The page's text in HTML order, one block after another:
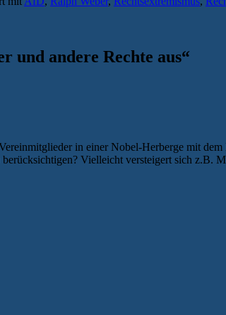
und andere Rechte aus“
in einer Nobel-Herberge mit
Vielleicht versteigert sich z.B.